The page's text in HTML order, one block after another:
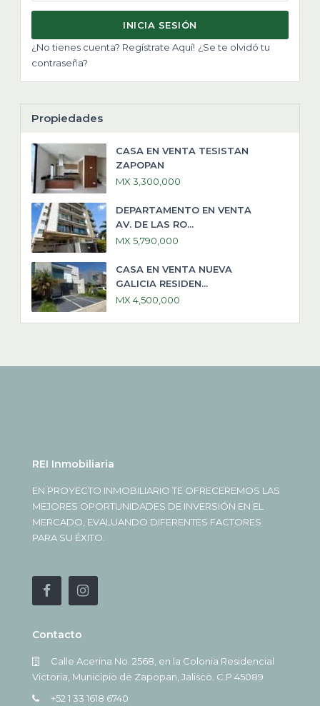
INICIA SESIÓN
¿No tienes cuenta? Regístrate Aquí! ¿Se te olvidó tu
contraseña?
Propiedades
CASA EN VENTA TESISTAN
ZAPOPAN
MX 3,300,000
DEPARTAMENTO EN VENTA
AV. DE LAS RO...
MX 5,790,000
CASA EN VENTA NUEVA
GALICIA RESIDEN...
MX 4,500,000
REI Inmobiliaria
EN PROYECTO INMOBILIARIO TE OFRECEREMOS LAS
MEJORES OPORTUNIDADES DE INVERSIÓN EN EL
MERCADO, EVALUANDO DIFERENTES FACTORES
PARA SU ÉXITO.
Contacto
Calle Acerina No. 2568, en la Colonia Residencial
Victoria, Municipio de Zapopan, Jalisco. C.P 45089
+52 1 33 1618 6740